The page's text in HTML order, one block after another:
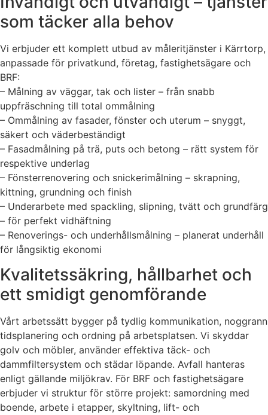
som täcker alla behov
Vi erbjuder ett komplett utbud av måleritjänster i Kärrtorp,
anpassade för privatkund, företag, fastighetsägare och
BRF:
– Målning av väggar, tak och lister – från snabb
uppfräschning till total ommålning
– Ommålning av fasader, fönster och uterum – snyggt,
säkert och väderbeständigt
– Fasadmålning på trä, puts och betong – rätt system för
respektive underlag
– Fönsterrenovering och snickerimålning – skrapning,
kittning, grundning och finish
– Underarbete med spackling, slipning, tvätt och grundfärg
– för perfekt vidhäftning
– Renoverings- och underhållsmålning – planerat underhåll
för långsiktig ekonomi
Kvalitetssäkring, hållbarhet och
ett smidigt genomförande
Vårt arbetssätt bygger på tydlig kommunikation, noggrann
tidsplanering och ordning på arbetsplatsen. Vi skyddar
golv och möbler, använder effektiva täck- och
dammfiltersystem och städar löpande. Avfall hanteras
enligt gällande miljökrav. För BRF och fastighetsägare
erbjuder vi struktur för större projekt: samordning med
boende, arbete i etapper, skyltning, lift- och